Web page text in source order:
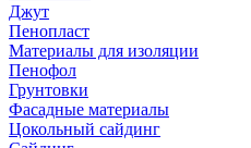
Джут
Пенопласт
Материалы для изоляции
Пенофол
Грунтовки
Фасадные материалы
Цокольный сайдинг